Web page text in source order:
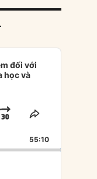
đối với
học và
JUMP
FORWARD
SHARE
EPISODE
55:10